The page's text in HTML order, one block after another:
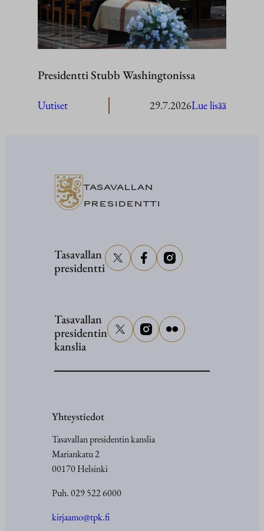
Presidentti Stubb Washingtonissa
Uutiset 29.7.2026Lue lisää
TASAVALLAN
PRESIDENTTI
Tasavallan
presidentti
Tasavallan
presidentin
kanslia
Yhteystiedot
Tasavallan presidentin kanslia
Mariankatu 2
00170 Helsinki
Puh. 029 522 6000
kirjaamo@tpk.fi